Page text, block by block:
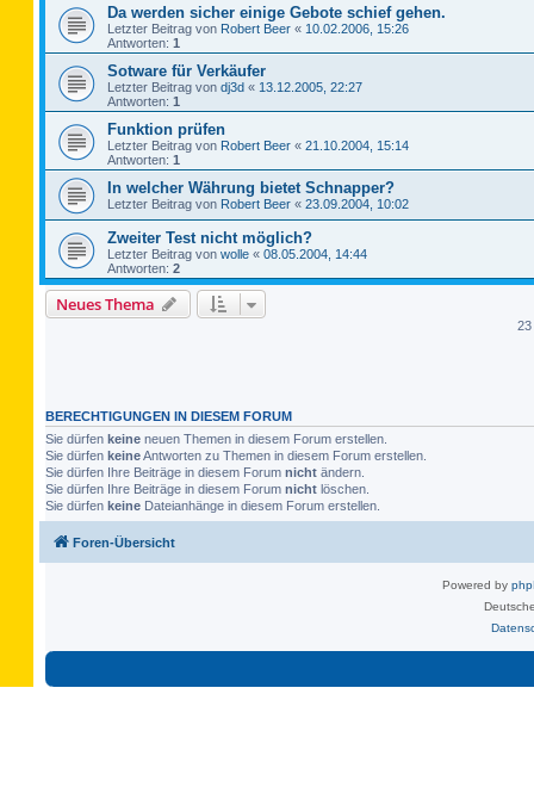
Da werden sicher einige Gebote schief gehen.
Letzter Beitrag von Robert Beer « 10.02.2006, 15:26
Antworten: 1
Sotware für Verkäufer
Letzter Beitrag von dj3d « 13.12.2005, 22:27
Antworten: 1
Funktion prüfen
Letzter Beitrag von Robert Beer « 21.10.2004, 15:14
Antworten: 1
In welcher Währung bietet Schnapper?
Letzter Beitrag von Robert Beer « 23.09.2004, 10:02
Zweiter Test nicht möglich?
Letzter Beitrag von wolle « 08.05.2004, 14:44
Antworten: 2
Neues Thema
23
BERECHTIGUNGEN IN DIESEM FORUM
Sie dürfen keine neuen Themen in diesem Forum erstellen.
Sie dürfen keineAntworten zu Themen in diesem Forum erstellen.
Sie dürfen Ihre Beiträge in diesem Forum nicht ändern.
Sie dürfen Ihre Beiträge in diesem Forum nicht löschen.
Sie dürfen keine Dateianhänge in diesem Forum erstellen.
Foren-Übersicht
Powered by